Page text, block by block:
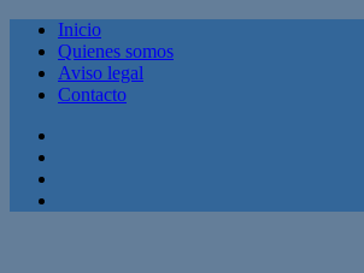
Inicio
Quienes somos
Aviso legal
Contacto